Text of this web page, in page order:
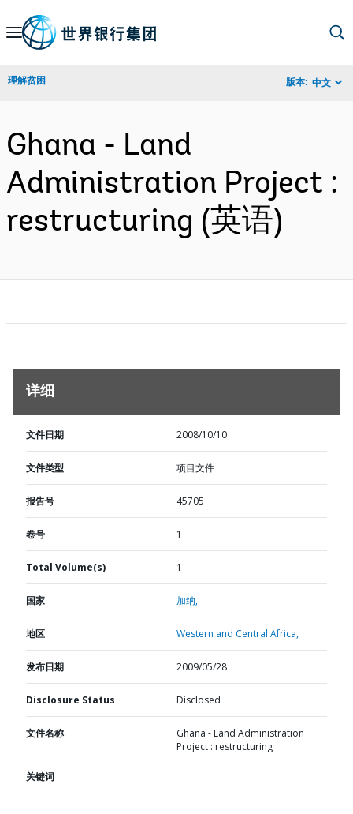
Skip
Navigation
理解贫困 版本: 中文
Ghana - Land
Administration Project :
restructuring (英语)
详细
文件日期 2008/10/10
文件类型 项目文件
报告号 45705
卷号 1
Total Volume(s) 1
国家 加纳,
地区 Western and Central Africa,
发布日期 2009/05/28
Disclosure Status Disclosed
文件名称
Ghana - Land Administration
Project : restructuring
关键词